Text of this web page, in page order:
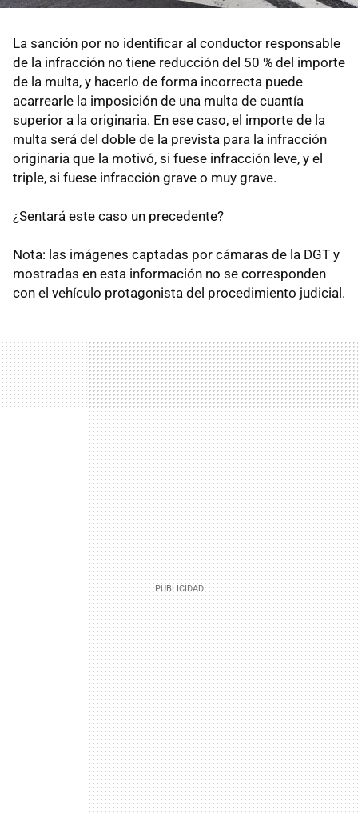
La sanción por no identificar al conductor responsable
de la infracción no tiene reducción del 50 % del importe
de la multa, y hacerlo de forma incorrecta puede
acarrearle la imposición de una multa de cuantía
superior a la originaria. En ese caso, el importe de la
multa será del doble de la prevista para la infracción
originaria que la motivó, si fuese infracción leve, y el
triple, si fuese infracción grave o muy grave.
¿Sentará este caso un precedente?
Nota: las imágenes captadas por cámaras de la DGT y
mostradas en esta información no se corresponden
con el vehículo protagonista del procedimiento judicial.